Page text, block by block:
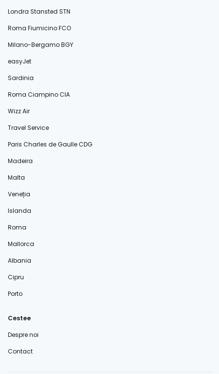
Londra Stansted STN
Roma Fiumicino FCO
Milano-Bergamo BGY
easyJet
Sardinia
Roma Ciampino CIA
Wizz Air
Travel Service
Paris Charles de Gaulle CDG
Madeira
Malta
Veneția
Islanda
Roma
Mallorca
Albania
Cipru
Porto
Cestee
Despre noi
Contact